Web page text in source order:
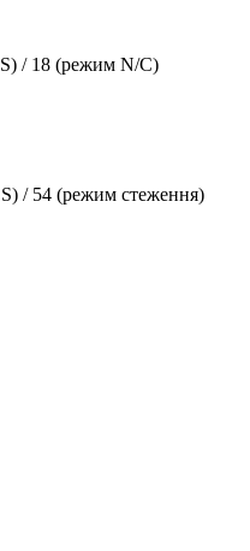
/ 18 (режим N/C)
/ 54 (режим стеження)